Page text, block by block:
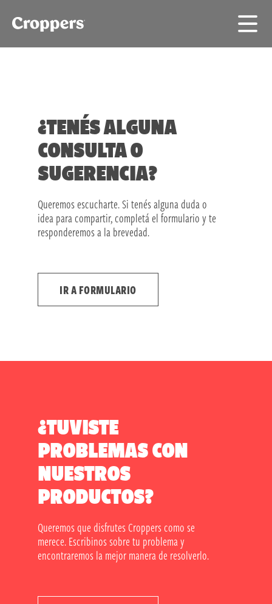
¿TENÉS ALGUNA
CONSULTA O
SUGERENCIA?
Queremos escucharte. Si tenés alguna duda o
idea para compartir, completá el formulario y te
responderemos a la brevedad.
IR A FORMULARIO
¿TUVISTE
PROBLEMAS CON
NUESTROS
PRODUCTOS?
Queremos que disfrutes Croppers como se
merece. Escribinos sobre tu problema y
encontraremos la mejor manera de resolverlo.